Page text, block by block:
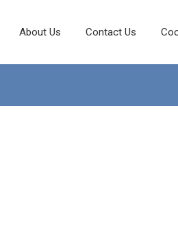
About Us Contact Us